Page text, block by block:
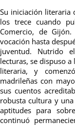
Su iniciación literaria
los trece cuando
Comercio, de
vocación hasta
juventud. Nutrido
lecturas, se dispuso
literaria, y
madrileñas con
sus cuentos
robusta cultura y
aptitudes para
continuó